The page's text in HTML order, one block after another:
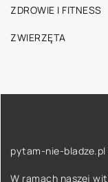
ZDROWIE I FITNESS
ZWIERZĘTA
pytam-nie-bladze.pl
W ramach naszej